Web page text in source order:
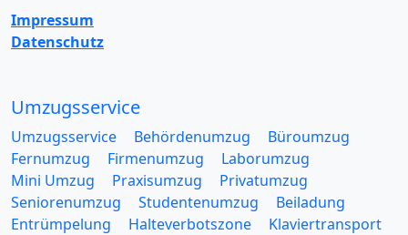
Impressum
Datenschutz
Umzugsservice
Umzugsservice Behördenumzug
Büroumzug
Fernumzug
Firmenumzug
Laborumzug
Mini Umzug
Praxisumzug
Privatumzug
Seniorenumzug
Studentenumzug
Beiladung
Entrümpelung
Halteverbotszone
Klaviertransport